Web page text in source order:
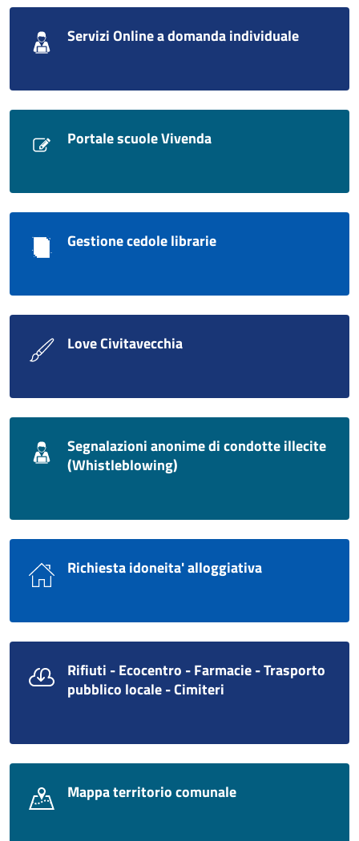
Servizi Online a domanda individuale
Portale scuole Vivenda
Gestione cedole librarie
Love Civitavecchia
Segnalazioni anonime di condotte illecite
(Whistleblowing)
Richiesta idoneita' alloggiativa
Rifiuti - Ecocentro - Farmacie - Trasporto
pubblico locale - Cimiteri
Mappa territorio comunale